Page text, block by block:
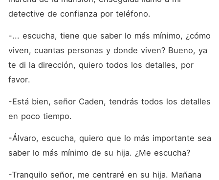
detective de confianza por teléfono.
-... escucha, tiene que saber lo más mínimo, ¿cómo
viven, cuantas personas y donde viven? Bueno, ya
te di la dirección, quiero todos los detalles, por
favor.
-Está bien, señor Caden, tendrás todos los detalles
en poco tiempo.
-Álvaro, escucha, quiero que lo más importante sea
saber lo más mínimo de su hija. ¿Me escucha?
-Tranquilo señor, me centraré en su hija. Mañana